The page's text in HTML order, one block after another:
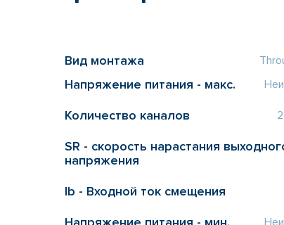
Вид монтажа
Напряжение питания - макс.
Количество каналов
SR - скорость нарастания
напряжения
Ib - Входной ток смещения